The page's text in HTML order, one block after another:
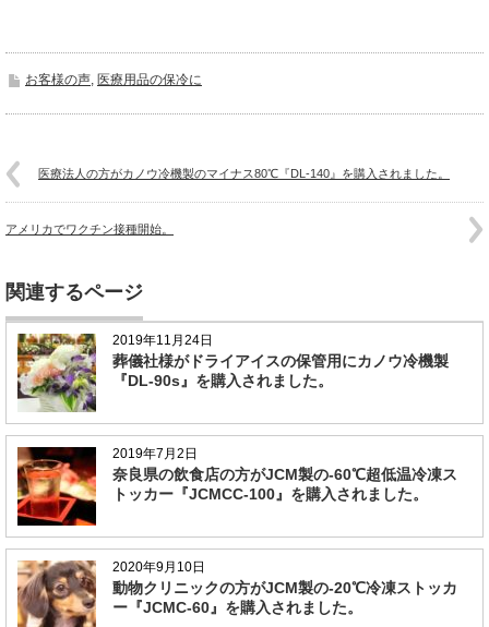
お客様の声 医療用品の保冷に
医療法人の方がカノウ冷機製のマイナス80℃『DL-140』を購入されました。
アメリカでワクチン接種開始。
関連するページ
2019年11月24日
葬儀社様がドライアイスの保管用にカノウ冷機製
『DL-90s』を購入されました。
2019年7月2日
奈良県の飲食店の方がJCM製の-60℃超低温冷凍ス
トッカー『JCMCC-100』を購入されました。
2020年9月10日
動物クリニックの方がJCM製の-20℃冷凍ストッカ
ー『JCMC-60』を購入されました。